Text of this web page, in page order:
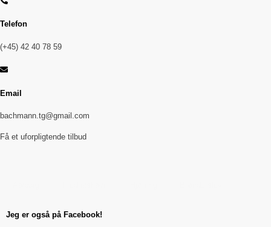
Telefon
(+45) 42 40 78 59
Email
bachmann.tg@gmail.com
Få et uforpligtende tilbud
Jeg er også på Facebook!